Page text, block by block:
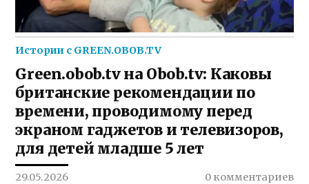
Истории с GREEN.OBOB.TV
Green.obob.tv на Obob.tv: Каковы
британские рекомендации по
времени, проводимому перед
экраном гаджетов и телевизоров,
для детей младше 5 лет
29.05.2026 0 комментариев